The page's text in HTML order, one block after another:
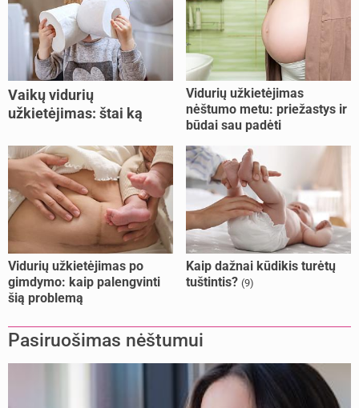
Vaikų vidurių
užkietėjimas: štai ką
Vidurių užkietėjimas
nėštumo metu: priežastys ir
būdai sau padėti
Vidurių užkietėjimas po
gimdymo: kaip palengvinti
šią problemą
Kaip dažnai kūdikis turėtų
tuštintis? (9)
Pasiruošimas nėštumui